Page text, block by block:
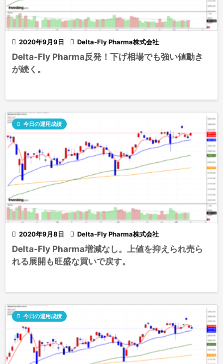
 2020年9月9日  Delta-Fly Pharma株式会社
Delta-Fly Pharma反発！下げ相場でも強い値動き
が続く。
 2020年9月8日
 今日の運用成績
 Delta-Fly Pharma株式会社
Delta-Fly Pharma増減なし。上値を抑えられ売ら
れる展開も旺盛な買いで戻す。
 今日の運用成績